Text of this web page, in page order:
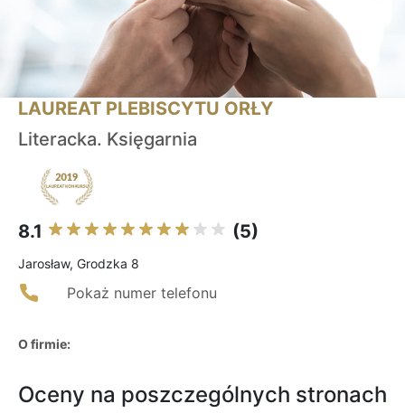
LAUREAT PLEBISCYTU ORŁY
Literacka. Księgarnia
8.1 (5)
Jarosław, Grodzka 8
Pokaż numer telefonu
O firmie:
Oceny na poszczególnych stronach